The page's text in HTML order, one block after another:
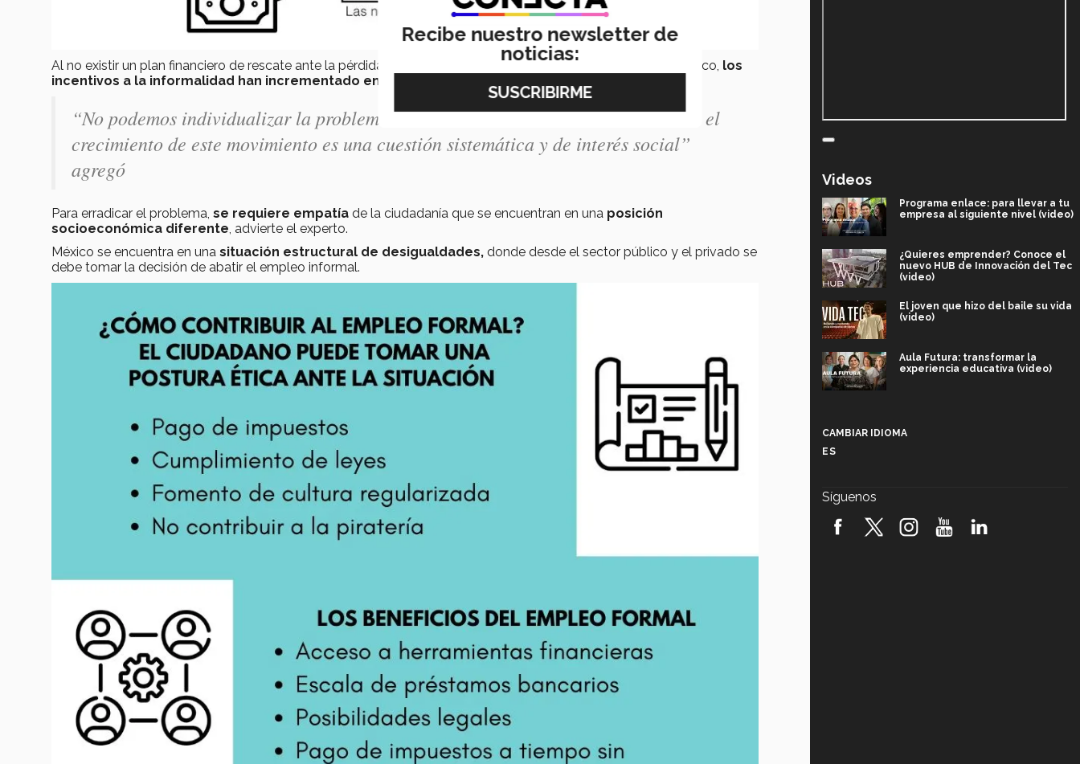
Al no existir un plan financiero de rescate ante la pérdida de empleos o suficientes opciones laborales en México, los
incentivos a la informalidad han incrementado en los últimos meses
“No podemos individualizar la problemática de esta actividad laboral, disminuir el
crecimiento de este movimiento es una cuestión sistemática y de interés social”
agregó
Para erradicar el problema, se requiere empatía de la ciudadanía que se encuentran en una posición
socioeconómica diferente, advierte el experto.
México se encuentra en una situación estructural de desigualdades, donde desde el sector público y el privado se
debe tomar la decisión de abatir el empleo informal.
Videos
Programa enlace: para llevar a tu
empresa al siguiente nivel (video)
¿Quieres emprender? Conoce el
nuevo HUB de Innovación del Tec
(video)
El joven que hizo del baile su vida
(video)
Aula Futura: transformar la
experiencia educativa (video)
robótica FIRST 2026! (video)
CAMBIAR IDIOMA
ES
Síguenos
Recibe nuestro newsletter de
noticias: